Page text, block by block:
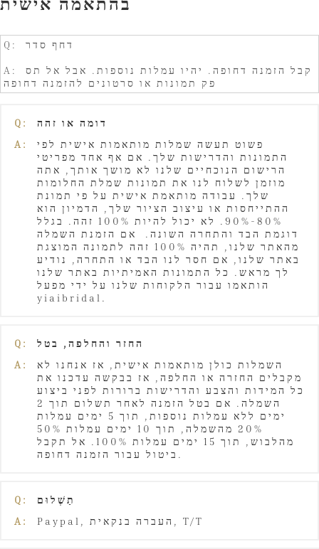
Q: דחף סדר
A: קבל הזמנה דחופה. יהיו עמלות נוספות. אבל אל תס
פק תמונות או סרטונים להזמנה דחופה
Q:
A:
פשוט תעשה שמלות מותאמות אישית לפי
התמונות והדרישות שלך. אם אף אחד מפריטי
הרישום הנוכחיים שלנו לא מושך אותך, אתה
מוזמן לשלוח לנו את תמונות שמלת החלומות
שלך. עבודה מותאמת אישית על פי תמונת
ההתייחסות או עיצוב הציור שלך, הדמיון הוא
80%-90%. לא יכול להיות 100% זהה. בגלל
דוגמת הבד והתחרה השונה. אם הזמנת השמלה
מהאתר שלנו, תהיה 100% זהה לתמונה המוצגת
באתר שלנו, אם חסר לנו הבד או התחרה, נודיע
לך מראש. כל התמונות האמיתיות באתר שלנו
הותאמו עבור הלקוחות שלנו על ידי מפעל
yiaibridal.
Q:
A:
השמלות כולן מותאמות אישית, אז אנחנו לא
מקבלים החזרה או החלפה, אז בבקשה עדכנו את
כל המידות והצבע והדרישות ברורות לפני ביצוע
השמלה. אם בטל הזמנה לאחר תשלום תוך 2
ימים ללא עמלות נוספות, תוך 5 ימים עמלות
20% מהשמלה, תוך 10 ימים עמלות 50%
מהלבוש, תוך 15 ימים עמלות 100%. אל תקבל
ביטול עבור הזמנה דחופה.
Q:
A:
Paypal, העברה בנקאית, T/T